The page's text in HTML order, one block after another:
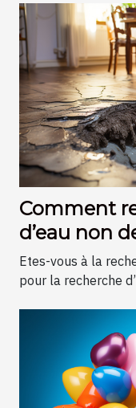
Comment
d’eau non
Etes-vous à la
pour la recherche